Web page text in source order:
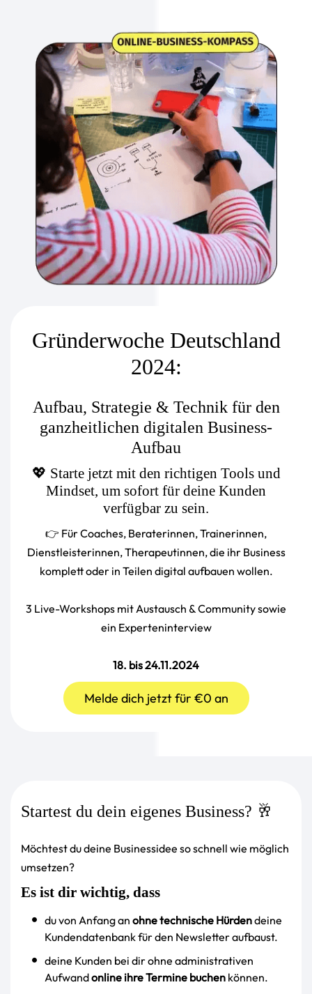
Gründerwoche Deutschland
2024:
Aufbau, Strategie & Technik für den
ganzheitlichen digitalen Business-
Aufbau
💖 Starte jetzt mit den richtigen Tools und
Mindset, um sofort für deine Kunden
verfügbar zu sein.
👉 Für Coaches, Beraterinnen, Trainerinnen,
Dienstleisterinnen, Therapeutinnen, die ihr Business
komplett oder in Teilen digital aufbauen wollen.
3 Live-Workshops mit Austausch & Community sowie
ein Experteninterview
18. bis 24.11.2024
Melde dich jetzt für €0 an
Startest du dein eigenes Business? 🥂
Möchtest du deine Businessidee so schnell wie möglich
umsetzen?
Es ist dir wichtig, dass
du von Anfang an ohne technische Hürdendeine
Kundendatenbank für den Newsletter aufbaust.
deine Kunden bei dir ohne administrativen
Aufwandonline ihre Termine buchen können.